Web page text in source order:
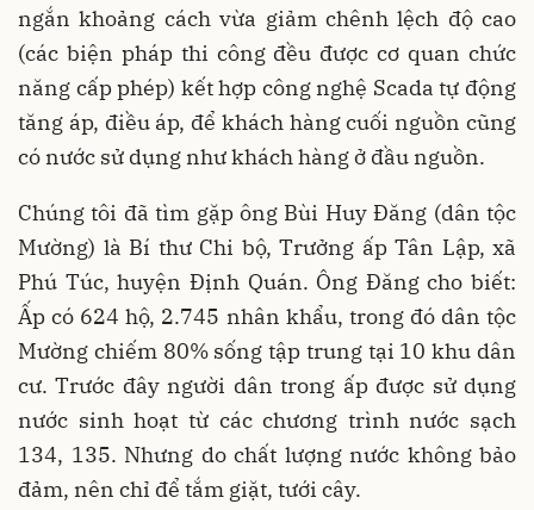
ngắn khoảng cách vừa giảm chênh lệch độ cao
(các biện pháp thi công đều được cơ quan chức
năng cấp phép) kết hợp công nghệ Scada tự động
tăng áp, điều áp, để khách hàng cuối nguồn cũng
có nước sử dụng như khách hàng ở đầu nguồn.
Chúng tôi đã tìm gặp ông Bùi Huy Đăng (dân tộc
Mường) là Bí thư Chi bộ, Trưởng ấp Tân Lập, xã
Phú Túc, huyện Định Quán. Ông Đăng cho biết:
Ấp có 624 hộ, 2.745 nhân khẩu, trong đó dân tộc
Mường chiếm 80% sống tập trung tại 10 khu dân
cư. Trước đây người dân trong ấp được sử dụng
nước sinh hoạt từ các chương trình nước sạch
134, 135. Nhưng do chất lượng nước không bảo
đảm, nên chỉ để tắm giặt, tưới cây.